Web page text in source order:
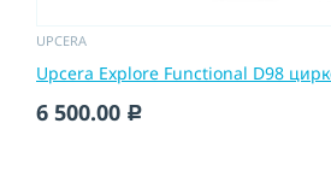
UPCERA
Upcera Explore Functional D98
6 500.00 c